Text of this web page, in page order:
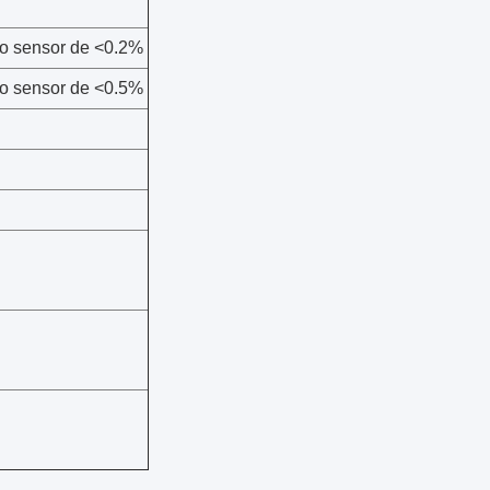
sensor de <0.2%
sensor de <0.5%